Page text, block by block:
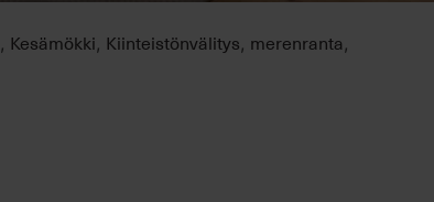
, Kesämökki, Kiinteistönvälitys, merenranta,